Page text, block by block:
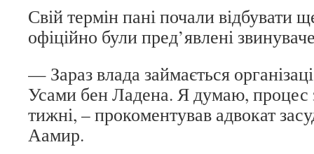
Свій термін пані почали відбувати
офіційно були пред’явлені
— Зараз влада займається
Усами бен Ладена. Я думаю, процес
тижні, – прокоментував адвокат
Аамир.